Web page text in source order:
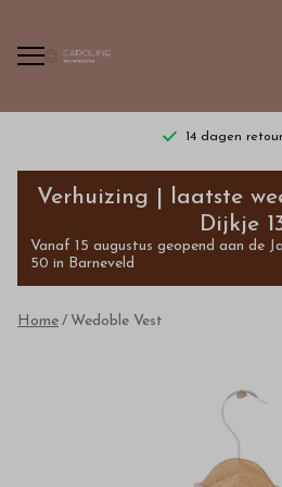
14 dagen
Wedoble
Vest
Bestel
Verhuizing | laatste
Dijkje
Vanaf 15 augustus geopend aan de
50 in Barneveld
Home Wedoble Vest